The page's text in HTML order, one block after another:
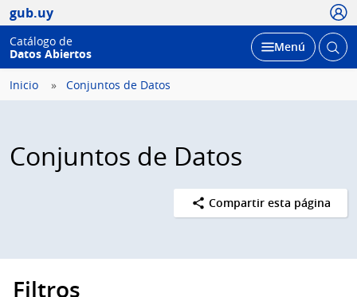
gub.uy
Catálogo de
Datos Abiertos
Desplegar
Menú Abrir
Inicio Conjuntos de Datos
Conjuntos de Datos
Compartir esta página
Filtros